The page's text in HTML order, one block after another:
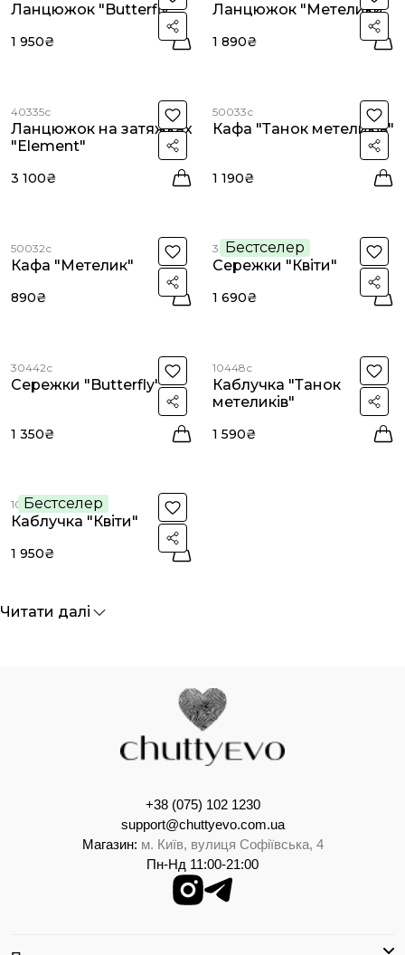
Ланцюжок "Butterfly"
1 950₴
Ланцюжок "Метелики"
1 890₴
40335с
Ланцюжок на затяжках
"Element"
3 100₴
50033с
Кафа "Танок метеликів"
1 190₴
50032с
Кафа "Метелик"
890₴
Бестселер
30445с
Сережки "Квіти"
1 690₴
30442с
Сережки "Butterfly"
1 350₴
10448с
Каблучка "Танок
метеликів"
1 590₴
Бестселер
10445с
Каблучка "Квіти"
1 950₴
Читати далі
+38 (075) 102 1230
support@chuttyevo.com.ua
Магазин: м. Київ, вулиця Софіївська, 4
Пн-Нд 11:00-21:00